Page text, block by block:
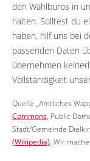
den Wahlbüros in
halten. Solltest du
haben, hilf uns bei
passenden Daten
übernehmen
Vollständigkeit
Quelle „Amtliches
Commons, Public
Stadt/Gemeinde
(Wikipedia). Wir